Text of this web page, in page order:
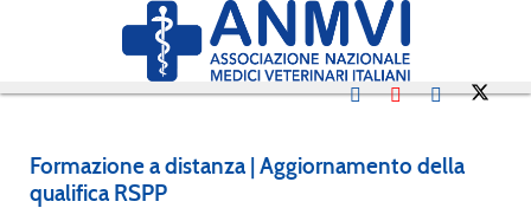
Formazione a distanza | Aggiornamento della
qualifica RSPP